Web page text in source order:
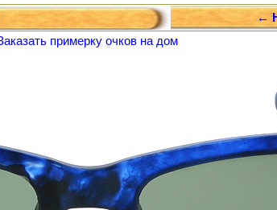
←
примерку очков на дом